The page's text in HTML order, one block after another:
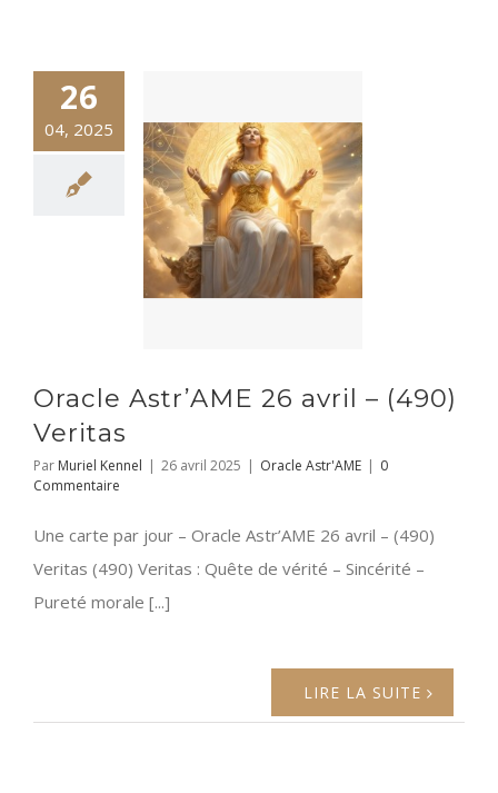
26
04, 2025
Oracle Astr’AME
26 avril – (490)
Oracle Astr’AME 26 avril – (490)
Veritas
Par Muriel Kennel | 26 avril 2025 | Oracle Astr'AME | 0
Commentaire
Une carte par jour – Oracle Astr’AME 26 avril – (490)
Veritas (490) Veritas : Quête de vérité – Sincérité –
Pureté morale [...]
LIRE LA SUITE